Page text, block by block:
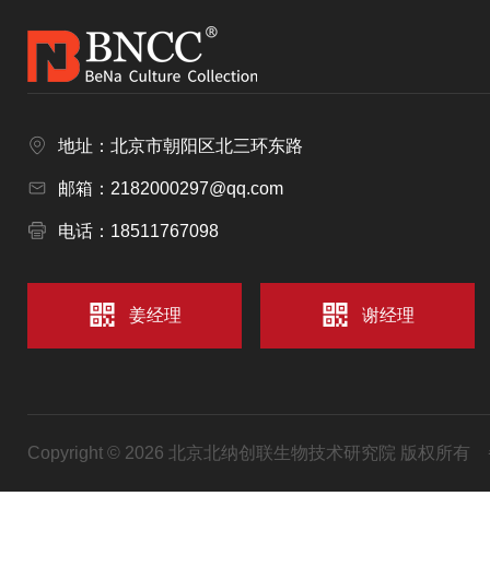
地址：北京市朝阳区北三环东路
邮箱：2182000297@qq.com
电话：18511767098
姜经理 谢经理
Copyright © 2026 北京北纳创联生物技术研究院 版权所有